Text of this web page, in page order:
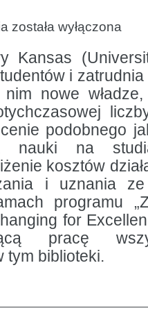
Kształtowanie
zbiorów
akademickiej
zgodnie
z potrzebami
została wyłączona
Kansas
i
nowe
podobnego
nauki na
kosztów
i uznania
programu
for
pracę
tym biblioteki.